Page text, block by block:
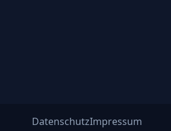
DatenschutzImpressum